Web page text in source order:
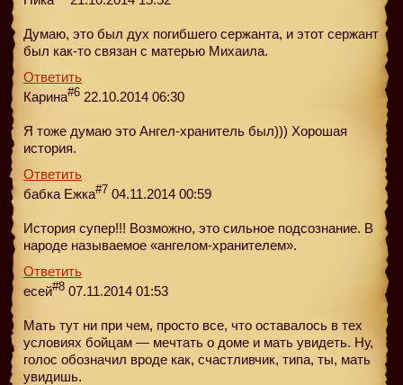
Думаю, это был дух погибшего сержанта, и этот сержант
был как-то связан с матерью Михаила.
Ответить
Карина#6 22.10.2014 06:30
Я тоже думаю это Ангел-хранитель был))) Хорошая
история.
Ответить
бабка Ежка#7 04.11.2014 00:59
История супер!!! Возможно, это сильное подсознание. В
народе называемое «ангелом-хранителем».
Ответить
есей#8 07.11.2014 01:53
Мать тут ни при чем, просто все, что оставалось в тех
условиях бойцам — мечтать о доме и мать увидеть. Ну,
голос обозначил вроде как, счастливчик, типа, ты, мать
увидишь.